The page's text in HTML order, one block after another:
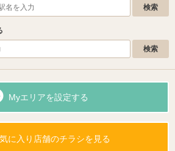
Myエリアを設定する
に入り店舗のチラシを見る